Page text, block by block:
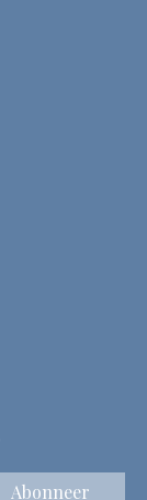
Abonneer